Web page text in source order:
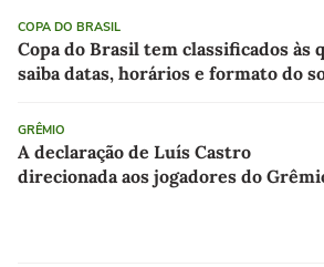
COPA DO BRASIL
Copa do Brasil tem classificados às
saiba datas, horários e formato do
GRÊMIO
A declaração de Luís Castro
direcionada aos jogadores do